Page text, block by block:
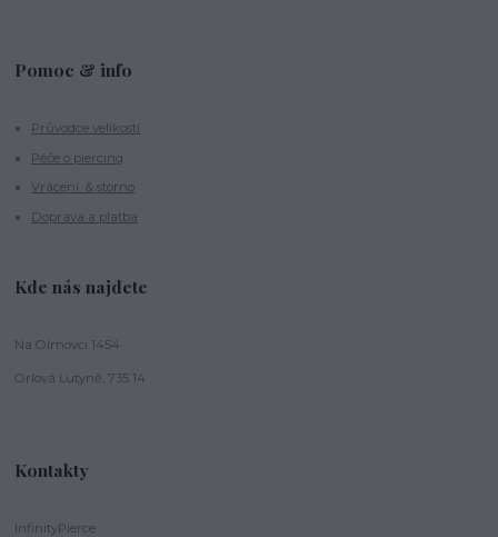
Pomoc & info
Průvodce velikostí
Péče o piercing
Vrácení & storno
Doprava a platba
Kde nás najdete
Na Olmovci 1454
Orlová Lutyně, 735 14
Kontakty
InfinityPierce